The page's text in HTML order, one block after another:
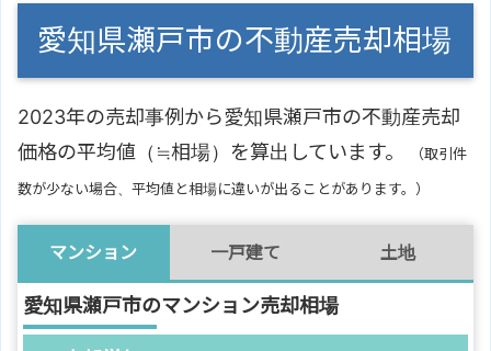
愛知県瀬戸市の不動産売却相場
2023年の売却事例から愛知県瀬戸市の不動産売却
価格の平均値（≒相場）を算出しています。
（取引件
数が少ない場合、平均値と相場に違いが出ることがあります。）
マンション 一戸建て 土地
愛知県瀬戸市のマンション売却相場